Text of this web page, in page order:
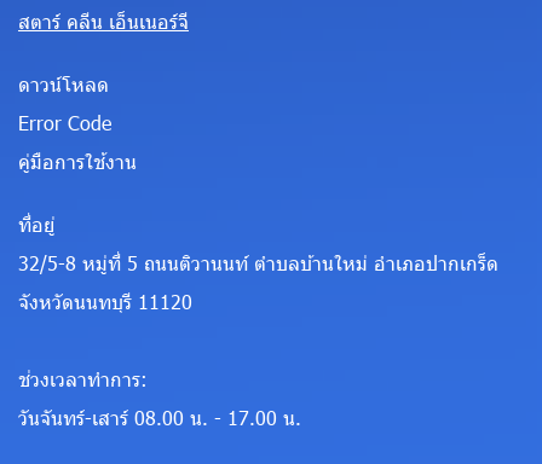
สตาร์ คลีน เอ็นเนอร์จี
ดาวน์โหลด
Error Code
คู่มือการใช้งาน
ที่อยู่
32/5-8 หมู่ที่ 5 ถนนติวานนท์ ตำบลบ้านใหม่ อำเภอปากเกร็ด
จังหวัดนนทบุรี 11120
ช่วงเวลาทำการ:
วันจันทร์-เสาร์ 08.00 น. - 17.00 น.